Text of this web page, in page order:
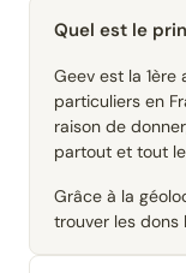
Quel est le
Geev est la
particuliers en
raison de
partout et tout
Grâce à la
trouver les dons